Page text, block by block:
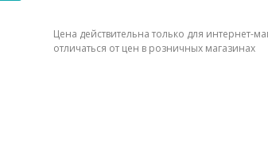
Цена действительна только для интернет-
отличаться от цен в розничных магазинах